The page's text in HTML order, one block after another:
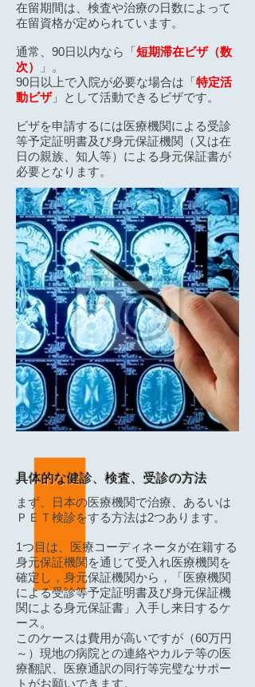
在留期間は、検査や治療の日数によって
在留資格が定められています。
通常、90日以内なら「短期滞在ビザ（数
次）
」。
90日以上で入院が必要な場合は「特定活
動ビザ」として活動できるビザです。
ビザを申請するには医療機関による受診
等予定証明書及び身元保証機関（又は在
日の親族、知人等）による身元保証書が
必要となります。
​具体的な健診、検査、受診の方法
まず、日本の医療機関で治療、あるいは
ＰＥＴ検診をする方法は2つあります。
1つ目は、医療コーディネータが在籍する
身元保証機関を通じて受入れ医療機関を
確定し，身元保証機関から，「医療機関
による受診等予定証明書及び身元保証機
関による身元保証書」入手し来日するケ
ース。
このケースは費用が高いですが（60万円
～）現地の病院との連絡やカルテ等の医
療翻訳、医療通訳の同行等完璧なサポー
トがお願いできます。